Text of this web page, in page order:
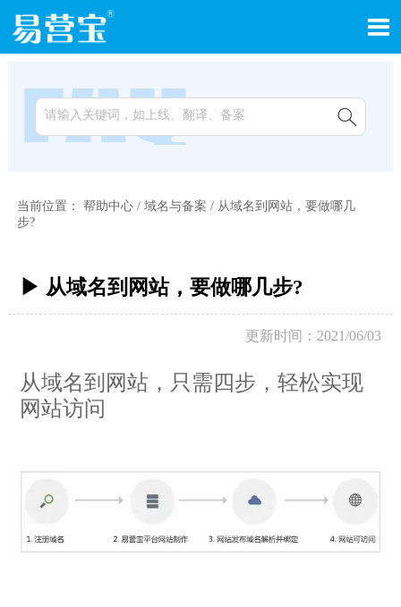


当前位置： 帮助中心/ 域名与备案 / 从域名到网站，要做哪几
步?
▶ 从域名到网站，要做哪几步?
更新时间：2021/06/03
从域名到网站，只需四步，轻松实现
网站访问